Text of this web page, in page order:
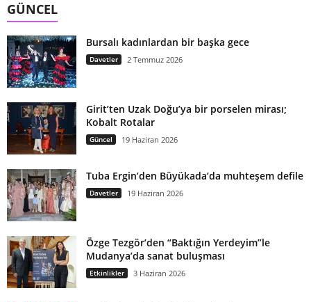
GÜNCEL
Bursalı kadınlardan bir başka gece
Davetler 2 Temmuz 2026
Girit’ten Uzak Doğu’ya bir porselen mirası;
Kobalt Rotalar
Güncel 19 Haziran 2026
Tuba Ergin’den Büyükada’da muhteşem defile
Davetler 19 Haziran 2026
Özge Tezgör’den “Baktığın Yerdeyim”le
Mudanya’da sanat buluşması
Etkinlikler 3 Haziran 2026